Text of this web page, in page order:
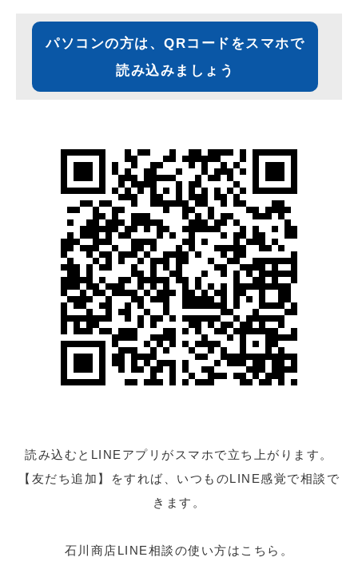
パソコンの方は、QRコードをスマホで
読み込みましょう
読み込むとLINEアプリがスマホで立ち上がります。
【友だち追加】をすれば、いつものLINE感覚で相談で
きます。
石川商店LINE相談の使い方はこちら。